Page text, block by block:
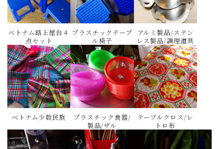
ベトナム路上屋台４
点セット
プラスチックテーブ
ル椅子
アルミ製品/ステン
レス製品/調理道具
ベトナム少数民族
プラスチック食器/
製品/ザル
テーブルクロス/レ
トロ布